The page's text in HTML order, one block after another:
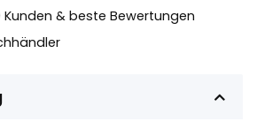
Kunden & beste Bewertungen